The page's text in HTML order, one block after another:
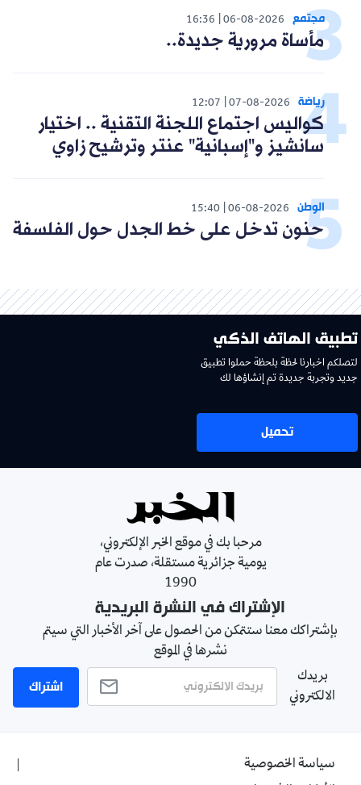
مجتمع 06-08-2026
16:36
مأساة مرورية جديدة..
رياضة 07-08-2026
12:07
كواليس اجتماع اللجنة التقنية .. اختيار
سانشيز و"إسبانية" عنتر وترشيح زاوي
الوطن 06-08-2026
15:40
حنون تدخل على خط الجدل حول الفلسفة
تطبيق الهاتف الذكي
لتصلكم اخبارنا لحظة بلحظة حملوا تطبيق
جديد وتجربة جديدة تم إنشاؤها لك
تحميل
مرحبا بك في موقع الخبر الإلكتروني،
يومية جزائرية مستقلة، صدرت عام
1990
الإشتراك في النشرة البريدية
بإشتراكك معنا ستتمكن من الحصول على آخر الأخبار التي سيتم
نشرها في الموقع
بريدك
الالكتروني
اشتراك
سياسة الخصوصية